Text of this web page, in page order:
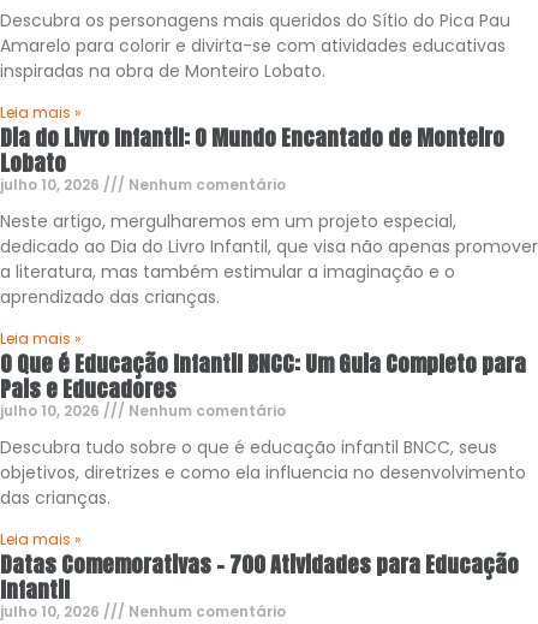
Descubra os personagens mais queridos do Sítio do Pica Pau
Amarelo para colorir e divirta-se com atividades educativas
inspiradas na obra de Monteiro Lobato.
Leia mais »
Dia do Livro Infantil: O Mundo Encantado de Monteiro
Lobato
julho 10, 2026 Nenhum comentário
Neste artigo, mergulharemos em um projeto especial,
dedicado ao Dia do Livro Infantil, que visa não apenas promover
a literatura, mas também estimular a imaginação e o
aprendizado das crianças.
Leia mais »
O Que é Educação Infantil BNCC: Um Guia Completo para
Pais e Educadores
julho 10, 2026 Nenhum comentário
Descubra tudo sobre o que é educação infantil BNCC, seus
objetivos, diretrizes e como ela influencia no desenvolvimento
das crianças.
Leia mais »
Datas Comemorativas – 700 Atividades para Educação
Infantil
julho 10, 2026 Nenhum comentário